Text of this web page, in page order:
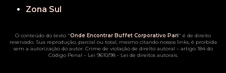
Zona Sul
O conteúdo do texto "Onde Encontrar Buffet Corporativo Pari" é de direito
reservado. Sua reprodução, parcial ou total, mesmo citando nossos links, é proibida
sem a autorização do autor. Crime de violação de direito autoral – artigo 184 do
Código Penal – Lei 9610/98 - Lei de direitos autorais.